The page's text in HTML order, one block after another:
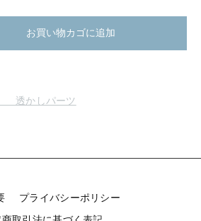
お買い物カゴに追加
透かしパーツ
プライバシーポリシー
タイピン
タック
タック
ライダー
ーフ留め
ィックピン
め金具】 イヤリング
】 マスク用クリップ